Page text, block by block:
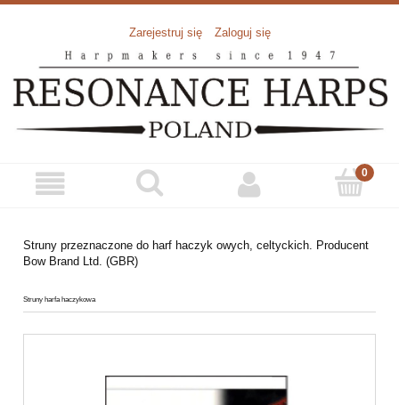
Zarejestruj się Zaloguj się
Struny przeznaczone do harf haczyk owych, celtyckich. Producent
Bow Brand Ltd. (GBR)
Struny harfa haczykowa